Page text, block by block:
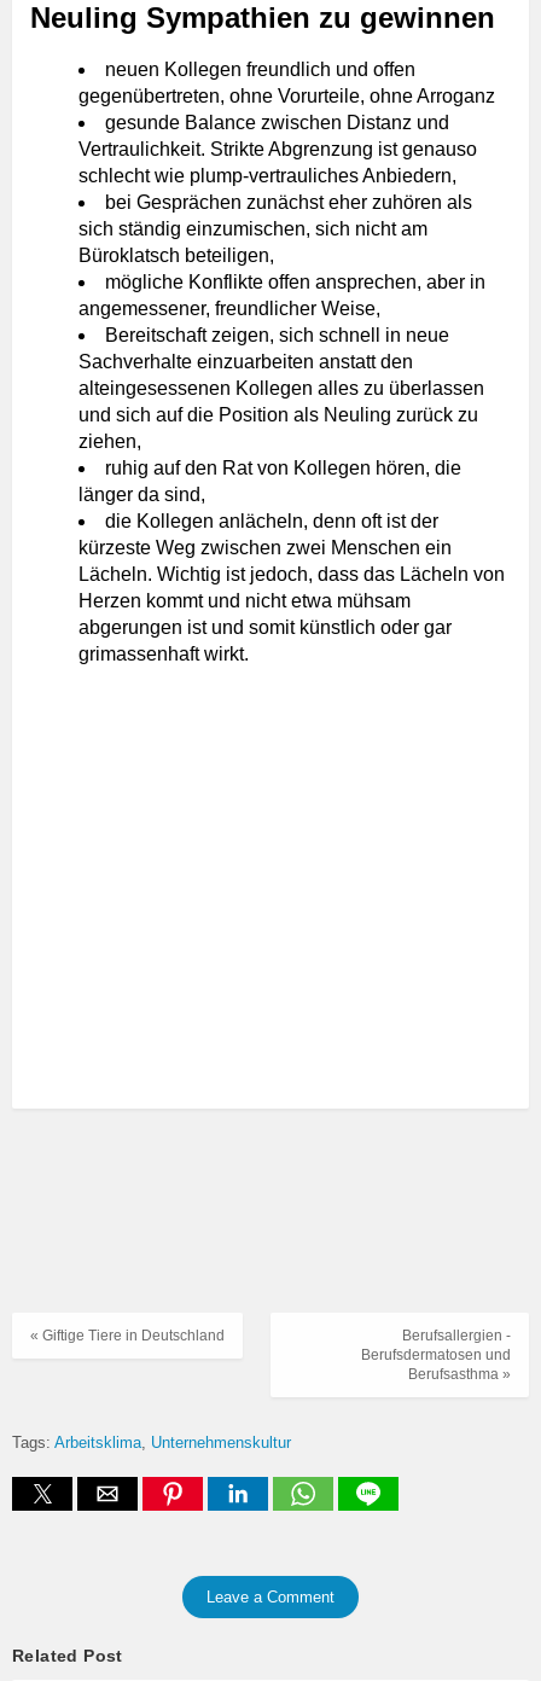
Neuling Sympathien zu gewinnen
neuen Kollegen freundlich und offen
gegenübertreten, ohne Vorurteile, ohne Arroganz
gesunde Balance zwischen Distanz und
Vertraulichkeit. Strikte Abgrenzung ist genauso
schlecht wie plump-vertrauliches Anbiedern,
bei Gesprächen zunächst eher zuhören als
sich ständig einzumischen, sich nicht am
Büroklatsch beteiligen,
mögliche Konflikte offen ansprechen, aber in
angemessener, freundlicher Weise,
Bereitschaft zeigen, sich schnell in neue
Sachverhalte einzuarbeiten anstatt den
alteingesessenen Kollegen alles zu überlassen
und sich auf die Position als Neuling zurück zu
ziehen,
ruhig auf den Rat von Kollegen hören, die
länger da sind,
die Kollegen anlächeln, denn oft ist der
kürzeste Weg zwischen zwei Menschen ein
Lächeln. Wichtig ist jedoch, dass das Lächeln von
Herzen kommt und nicht etwa mühsam
abgerungen ist und somit künstlich oder gar
grimassenhaft wirkt.
Berufsallergien -
Berufsdermatosen und
Berufsasthma »
« Giftige Tiere in Deutschland
Tags: Arbeitsklima Unternehmenskultur
Leave a Comment
Related Post